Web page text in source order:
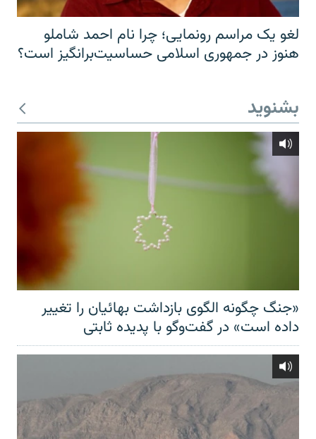
لغو یک مراسم رونمایی؛ چرا نام احمد شاملو
هنوز در جمهوری اسلامی حساسیت‌برانگیز است؟
بشنوید
«جنگ چگونه الگوی بازداشت بهائیان را تغییر
داده است» در گفت‌وگو با پدیده ثابتی